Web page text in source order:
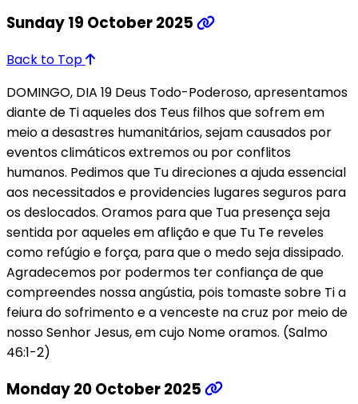
Sunday 19 October 2025
Back to Top
DOMINGO, DIA 19 Deus Todo-Poderoso, apresentamos
diante de Ti aqueles dos Teus filhos que sofrem em
meio a desastres humanitários, sejam causados por
eventos climáticos extremos ou por conflitos
humanos. Pedimos que Tu direciones a ajuda essencial
aos necessitados e providencies lugares seguros para
os deslocados. Oramos para que Tua presença seja
sentida por aqueles em aflição e que Tu Te reveles
como refúgio e força, para que o medo seja dissipado.
Agradecemos por podermos ter confiança de que
compreendes nossa angústia, pois tomaste sobre Ti a
feiura do sofrimento e a venceste na cruz por meio de
nosso Senhor Jesus, em cujo Nome oramos. (Salmo
46:1-2)
Monday 20 October 2025